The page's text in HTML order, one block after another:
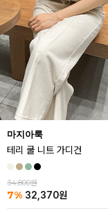
마지아룩
테리 쿨 니트 가디건
34,800원
7% 32,370원